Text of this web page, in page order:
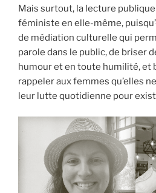
Mais surtout, la lecture
féministe en elle-même,
de médiation culturelle qui
parole dans le public, de briser
humour et en toute humilité, et
rappeler aux femmes qu’elles
leur lutte quotidienne pour